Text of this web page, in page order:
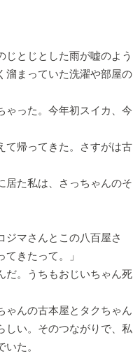
とじとした雨が嘘のよう
溜まっていた洗濯や部屋の
ゃった。今年初スイカ、今
て帰ってきた。さすがは古
居た私は、さっちゃんのそ
ジマさんとこの八百屋さ
きたって。」
だ。うちもおじいちゃん死
ゃんの古本屋とタクちゃん
しい。そのつながりで、私
た。